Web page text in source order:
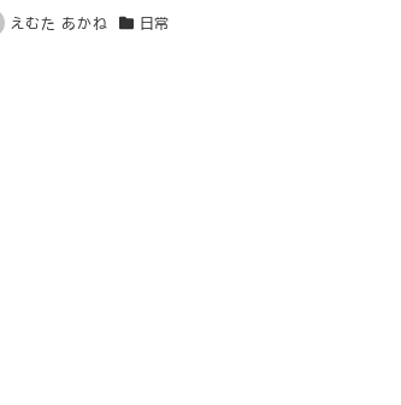
えむた あかね
カテゴリー
日常